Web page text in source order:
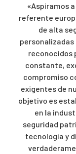
«Aspiramos
referente
de alta
personalizadas
reconocidos
constante,
compromiso
exigentes de
objetivo es
en la
seguridad
tecnología y